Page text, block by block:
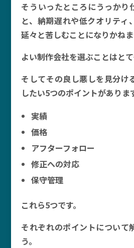
そういったところにうっかり
と、納期遅れや低クオリティ
延々と苦しむことになりかねま
よい制作会社を選ぶことはとて
そしてその良し悪しを見分け
したい5つのポイントがありま
実績
価格
アフターフォロー
修正への対応
保守管理
これら5つです。
それぞれのポイントについて
う。